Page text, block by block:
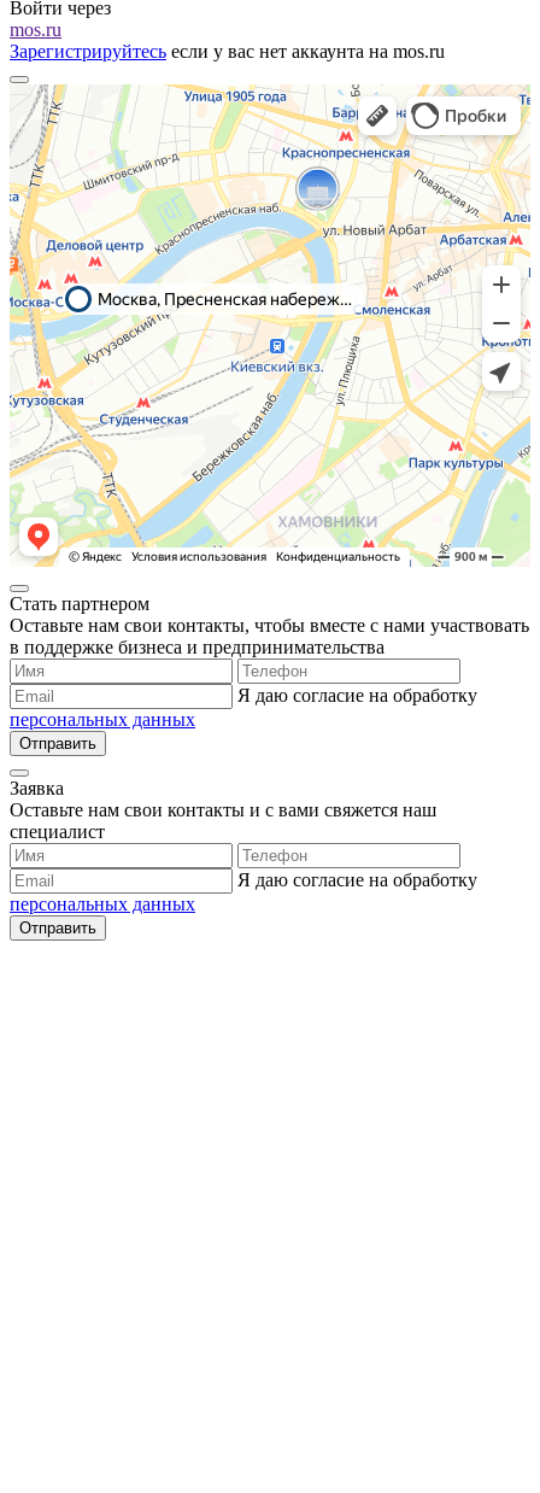
Войти через
mos.ru
Зарегистрируйтесь если у вас нет аккаунта на mos.ru
Стать партнером
Оставьте нам свои контакты, чтобы вместе с нами участвовать
в поддержке бизнеса и предпринимательства
Я даю согласие на обработку
персональных данных
Отправить
Заявка
Оставьте нам свои контакты и с вами свяжется наш
специалист
Я даю согласие на обработку
персональных данных
Отправить